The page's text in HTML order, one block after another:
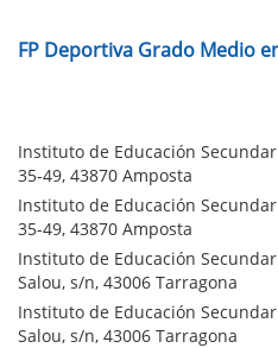
FP Deportiva Grado Medio
Instituto de Educación
35-49, 43870 Amposta
Instituto de Educación
35-49, 43870 Amposta
Instituto de Educación
Salou, s/n, 43006 Tarragona
Instituto de Educación
Salou, s/n, 43006 Tarragona